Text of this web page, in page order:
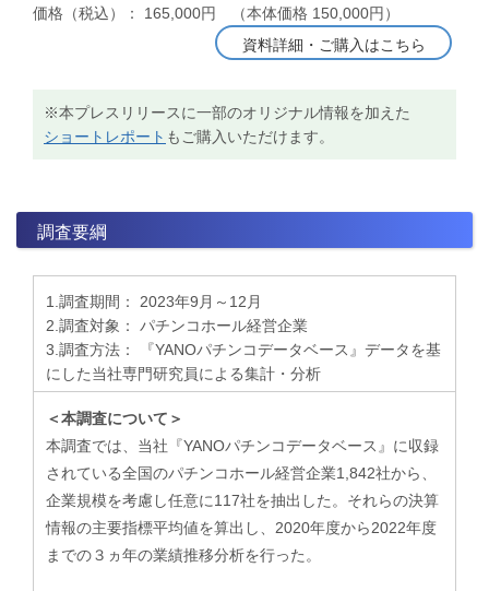
価格（税込）： 165,000円 （本体価格 150,000円）
資料詳細・ご購入はこちら
※本プレスリリースに一部のオリジナル情報を加えた
ショートレポート もご購入いただけます。
調査要綱
1.調査期間： 2023年9月～12月
2.調査対象： パチンコホール経営企業
3.調査方法： 『YANOパチンコデータベース』データを基
にした当社専門研究員による集計・分析
＜本調査について＞
本調査では、当社『YANOパチンコデータベース』に収録
されている全国のパチンコホール経営企業1,842社から、
企業規模を考慮し任意に117社を抽出した。それらの決算
情報の主要指標平均値を算出し、2020年度から2022年度
までの３ヵ年の業績推移分析を行った。